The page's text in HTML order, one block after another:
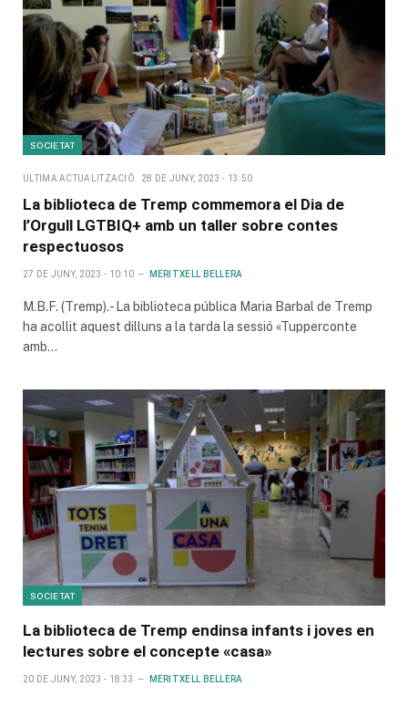
SOCIETAT
ULTIMA ACTUALITZACIÓ 28 DE JUNY, 2023 - 13:50
La biblioteca de Tremp commemora el Dia de
l’Orgull LGTBIQ+ amb un taller sobre contes
respectuosos
27 DE JUNY, 2023 - 10:10 MERITXELL BELLERA
M.B.F. (Tremp).- La biblioteca pública Maria Barbal de Tremp
ha acollit aquest dilluns a la tarda la sessió «Tupperconte
amb…
SOCIETAT
La biblioteca de Tremp endinsa infants i joves en
lectures sobre el concepte «casa»
20 DE JUNY, 2023 - 18:33 MERITXELL BELLERA